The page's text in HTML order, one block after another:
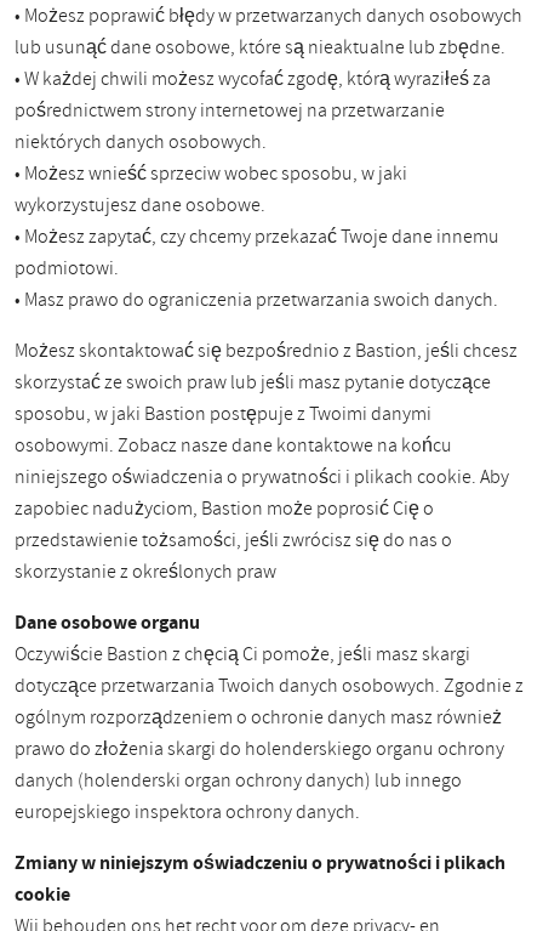
• Możesz poprawić błędy w przetwarzanych danych osobowych
lub usunąć dane osobowe, które są nieaktualne lub zbędne.
• W każdej chwili możesz wycofać zgodę, którą wyraziłeś za
pośrednictwem strony internetowej na przetwarzanie
niektórych danych osobowych.
• Możesz wnieść sprzeciw wobec sposobu, w jaki
wykorzystujesz dane osobowe.
• Możesz zapytać, czy chcemy przekazać Twoje dane innemu
podmiotowi.
• Masz prawo do ograniczenia przetwarzania swoich danych.
Możesz skontaktować się bezpośrednio z Bastion, jeśli chcesz
skorzystać ze swoich praw lub jeśli masz pytanie dotyczące
sposobu, w jaki Bastion postępuje z Twoimi danymi
osobowymi. Zobacz nasze dane kontaktowe na końcu
niniejszego oświadczenia o prywatności i plikach cookie. Aby
zapobiec nadużyciom, Bastion może poprosić Cię o
przedstawienie tożsamości, jeśli zwrócisz się do nas o
skorzystanie z określonych praw
Dane osobowe organu
Oczywiście Bastion z chęcią Ci pomoże, jeśli masz skargi
dotyczące przetwarzania Twoich danych osobowych. Zgodnie z
ogólnym rozporządzeniem o ochronie danych masz również
prawo do złożenia skargi do holenderskiego organu ochrony
danych (holenderski organ ochrony danych) lub innego
europejskiego inspektora ochrony danych.
Zmiany w niniejszym oświadczeniu o prywatności i plikach
cookie